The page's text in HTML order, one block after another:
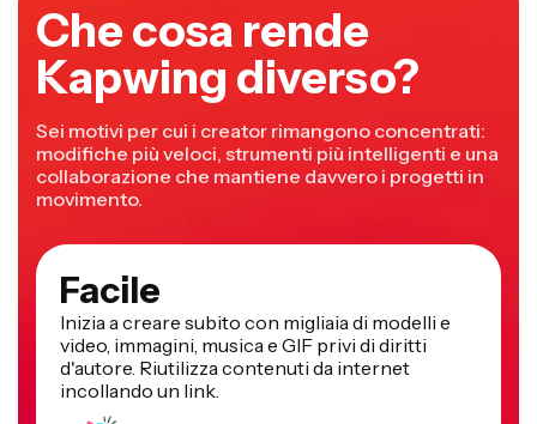
Che cosa rende
Kapwing diverso?
Sei motivi per cui i creator rimangono concentrati:
modifiche più veloci, strumenti più intelligenti e una
collaborazione che mantiene davvero i progetti in
movimento.
Facile
Inizia a creare subito con migliaia di modelli e
video, immagini, musica e GIF privi di diritti
d'autore. Riutilizza contenuti da internet
incollando un link.